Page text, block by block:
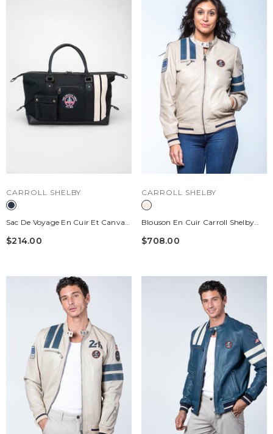
DISTRIBUTEUR :
CARROLL SHELBY
Sac De Voyage En Cuir Et Canvas
Carroll Shelby V67 48h Bleu
$214.00
DISTRIBUTEUR :
CARROLL SHELBY
Blouson En Cuir Carroll Shelby
Modèle "Cobra Women" Ecru
$708.00